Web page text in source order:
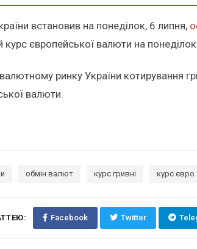
встановив на понеділок, 6 липня,
курс європейської валюти на
ринку України котирування
валюти.
обмін валют курс гривні курс євро
Facebook Twitter